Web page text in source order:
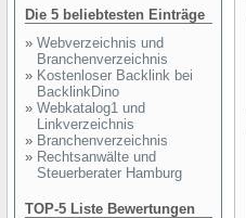
Die 5 beliebtesten Einträge
» Webverzeichnis und
Branchenverzeichnis
» Kostenloser Backlink bei
BacklinkDino
» Webkatalog1 und
Linkverzeichnis
» Branchenverzeichnis
» Rechtsanwälte und
Steuerberater Hamburg
TOP-5 Liste Bewertungen